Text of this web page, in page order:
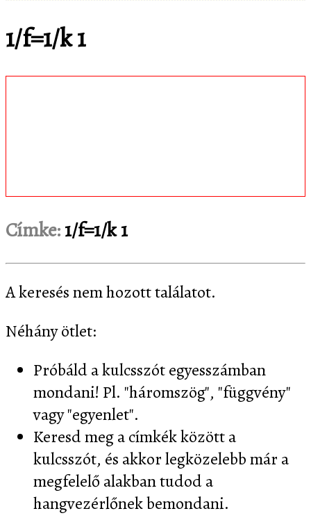
1/f=1/k 1
Címke:1/f=1/k 1
A keresés nem hozott találatot.
Néhány ötlet:
Próbáld a kulcsszót egyesszámban
mondani! Pl. "háromszög", "függvény"
vagy "egyenlet".
Keresd meg a címkék között a
kulcsszót, és akkor legközelebb már a
megfelelő alakban tudod a
hangvezérlőnek bemondani.